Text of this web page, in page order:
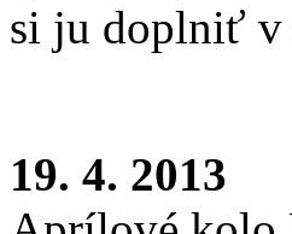
si ju doplniť v
19. 4. 2013